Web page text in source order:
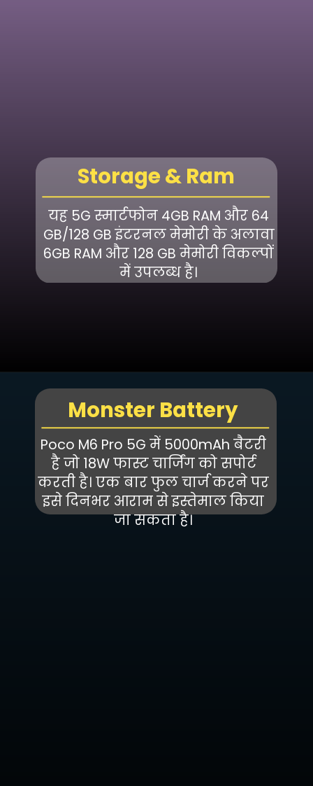
यह 5G स्मार्टफोन 4GB RAM और 64
GB/128 GB इंटरनल मेमोरी के अलावा
6GB RAM और 128 GB मेमोरी विकल्पों
में उपलब्ध है।
Storage & Ram
Poco M6 Pro 5G में 5000mAh बैटरी
है जो 18W फास्ट चार्जिंग को सपोर्ट
करती है। एक बार फुल चार्ज करने पर
इसे दिनभर आराम से इस्तेमाल किया
जा सकता है।
Monster Battery